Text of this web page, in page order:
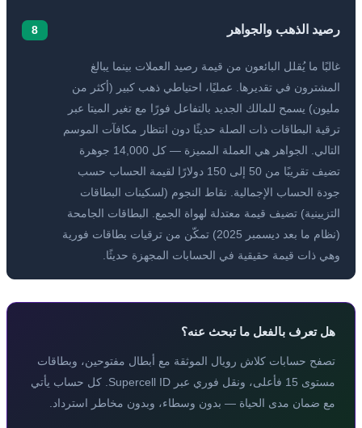
رصيد الذهب والجواهر
غالبًا ما يُقلل البائعون من قيمة رصيد العملات بينما يبالغ
المشترون في تقديرها. عمليًا، احتياطي ذهب كبير (أكثر من
مليون) يسمح للمالك الجديد بالتفاعل فورًا مع تغير الميتا عبر
ترقية البطاقات ذات الصلة حديثًا دون انتظار مكافآت الموسم
التالي. الجواهر هي العملة المميزة — كل 14,000 جوهرة
تضيف تقريبًا من 50 إلى 150 دولارًا لقيمة الحساب حسب
جودة الحساب الإجمالية. نقاط النجوم (لسكينات البطاقات
التزيينية) تضيف قيمة معتدلة لهواة الجمع. البطاقات الجامحة
(نظام ما بعد ديسمبر 2025) تمكّن من ترقيات بطاقات فورية
وهي ذات قيمة حقيقية في الحسابات المجهزة حديثًا.
8
هل تعرف بالفعل ما تبحث عنه؟
تصفح حسابات كلاش رويال الموثقة مع أبطال مفتوحين، وبطاقات
مستوى 15 فأعلى، ونقل فوري عبر Supercell ID. كل حساب يأتي
مع ضمان مدى الحياة — بدون وسطاء، وبدون مخاطر استرداد.